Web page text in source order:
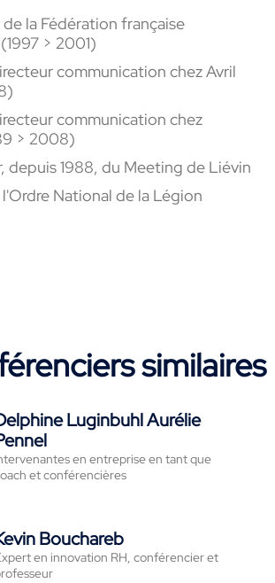
la Fédération française
> 2001)
communication chez Avril
communication chez
> 2008)
depuis 1988, du Meeting de Liévin
National de la Légion
similaires
Luginbuhl Aurélie
en entreprise en tant que
et conférencières
Bouchareb
en innovation RH, conférencier et